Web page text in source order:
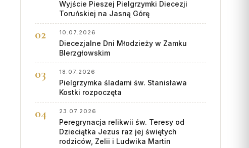
Wyjście Pieszej Pielgrzymki Diecezji
Toruńskiej na Jasną Górę
10.07.2026
Diecezjalne Dni Młodzieży w Zamku
BIerzgłowskim
18.07.2026
Pielgrzymka śladami św. Stanisława
Kostki rozpoczęta
23.07.2026
Peregrynacja relikwii św. Teresy od
Dzieciątka Jezus raz jej świętych
rodziców, Zelii i Ludwika Martin